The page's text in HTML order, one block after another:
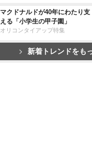
マクドナルドが40年にわたり支
える「小学生の甲子園」
オリコンタイアップ特集
新着トレンドをも